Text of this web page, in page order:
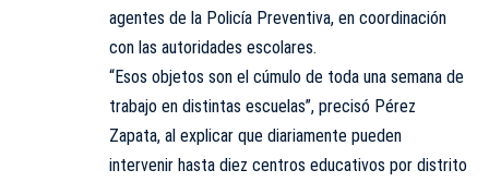
agentes de la Policía Preventiva, en coordinación
con las autoridades escolares.
“Esos objetos son el cúmulo de toda una semana de
trabajo en distintas escuelas”, precisó Pérez
Zapata, al explicar que diariamente pueden
intervenir hasta diez centros educativos por distrito